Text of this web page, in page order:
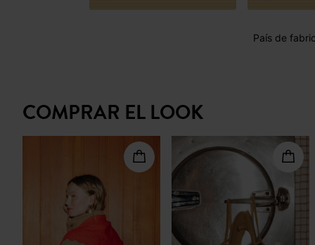
País de
COMPRAR EL LOOK